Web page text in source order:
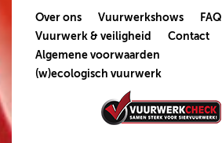
Over ons Vuurwerkshows
FAQ
Vuurwerk & veiligheid
Contact
Algemene voorwaarden
(w)ecologisch vuurwerk